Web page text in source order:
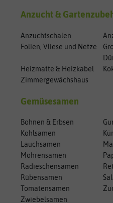
Anzucht &
Anzuchtschalen
Folien, Vliese und Netze
Heizmatte & Heizkabel
Zimmergewächshaus
Gemüsesamen
Bohnen & Erbsen
Kohlsamen
Lauchsamen
Möhrensamen
Radieschensamen
Rübensamen
Tomatensamen
Zwiebelsamen